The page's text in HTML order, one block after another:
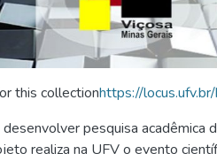
this collectionhttps://
pesquisa
realiza na UFV o evento